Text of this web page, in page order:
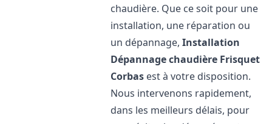
chaudière. Que ce soit pour une
installation, une réparation ou
un dépannage,Installation
Dépannage chaudière Frisquet
Corbas est à votre disposition.
Nous intervenons rapidement,
dans les meilleurs délais, pour